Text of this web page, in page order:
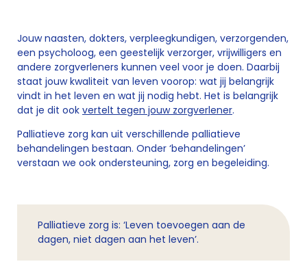
Jouw naasten, dokters, verpleegkundigen, verzorgenden,
een psycholoog, een geestelijk verzorger, vrijwilligers en
andere zorgverleners kunnen veel voor je doen. Daarbij
staat jouw kwaliteit van leven voorop: wat jij belangrijk
vindt in het leven en wat jij nodig hebt. Het is belangrijk
dat je dit ook vertelt tegen jouw zorgverlener.
Palliatieve zorg kan uit verschillende palliatieve
behandelingen bestaan. Onder ‘behandelingen’
verstaan we ook ondersteuning, zorg en begeleiding.
Palliatieve zorg is: ‘Leven toevoegen aan de
dagen, niet dagen aan het leven’.